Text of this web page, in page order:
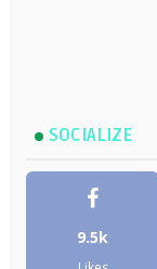
SOCIALIZE
9.5k